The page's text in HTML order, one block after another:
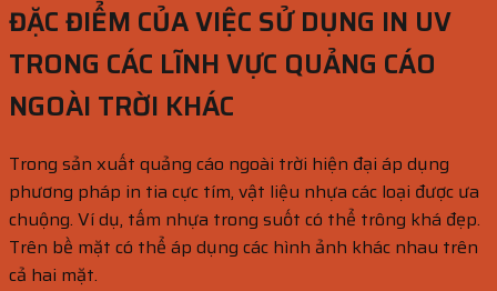
ĐẶC ĐIỂM CỦA VIỆC SỬ DỤNG IN UV
TRONG CÁC LĨNH VỰC QUẢNG CÁO
NGOÀI TRỜI KHÁC
Trong sản xuất quảng cáo ngoài trời hiện đại áp dụng
phương pháp in tia cực tím, vật liệu nhựa các loại được ưa
chuộng. Ví dụ, tấm nhựa trong suốt có thể trông khá đẹp.
Trên bề mặt có thể áp dụng các hình ảnh khác nhau trên
cả hai mặt.